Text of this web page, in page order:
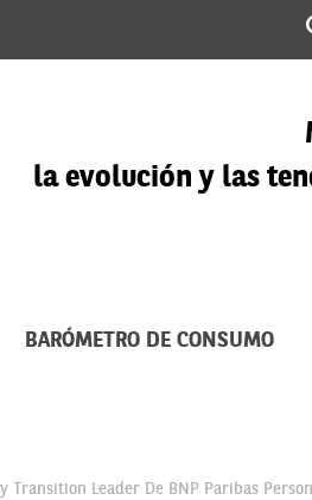
la evolución y las
BARÓMETRO DE CONSUMO
Transition Leader De BNP Paribas